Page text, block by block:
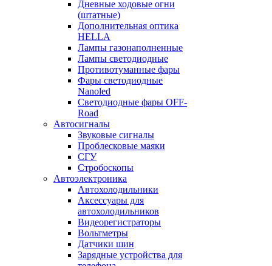
Дневные ходовые огни
(штатные)
Дополнительная оптика
HELLA
Лампы газонаполненные
Лампы светодиодные
Противотуманные фары
Фары светодиодные
Nanoled
Светодиодные фары OFF-
Road
Автосигналы
Звуковые сигналы
Проблесковые маяки
СГУ
Стробоскопы
Автоэлектроника
Автохолодильники
Аксессуары для
автохолодильников
Видеорегистраторы
Вольтметры
Датчики шин
Зарядные устройства для